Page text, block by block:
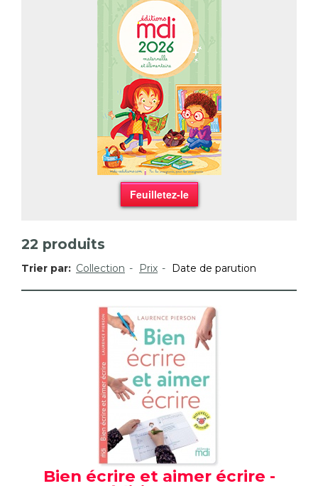
Feuilletez-le
22 produits
Trier par: Collection Prix Date de parution
Bien écrire et aimer écrire -